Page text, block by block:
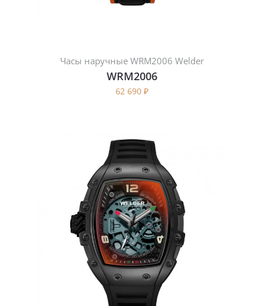
Часы наручные WRM2006 Welder
WRM2006
62 690 ₽